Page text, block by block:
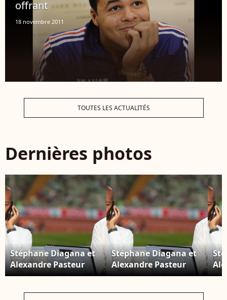
offrant
18 novembre 2011
TOUTES LES ACTUALITÉS
Dernières photos
Stéphane Diagana et
Alexandre Pasteur
lors du championnats
Stéphane Diagana et
Alexandre Pasteur
lors du championnats